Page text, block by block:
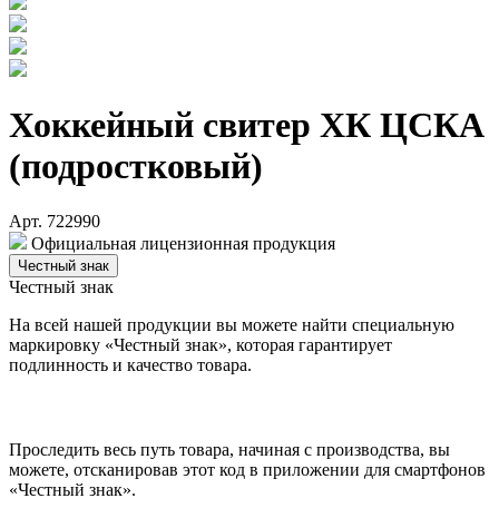
Хоккейный свитер ХК ЦСКА
(подростковый)
Арт. 722990
Официальная лицензионная продукция
Честный знак
Честный знак
На всей нашей продукции вы можете найти специальную
маркировку «Честный знак», которая гарантирует
подлинность и качество товара.
Проследить весь путь товара, начиная с производства, вы
можете, отсканировав этот код в приложении для смартфонов
«Честный знак».